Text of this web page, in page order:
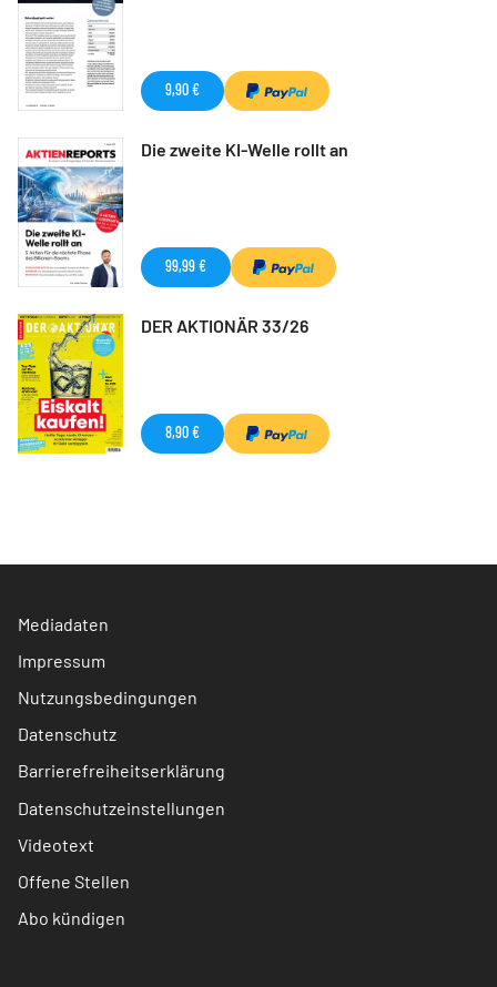
9,90 €
Die zweite KI-Welle rollt an
99,99 €
DER AKTIONÄR 33/26
8,90 €
Mediadaten
Impressum
Nutzungsbedingungen
Datenschutz
Barrierefreiheitserklärung
Datenschutzeinstellungen
Videotext
Offene Stellen
Abo kündigen